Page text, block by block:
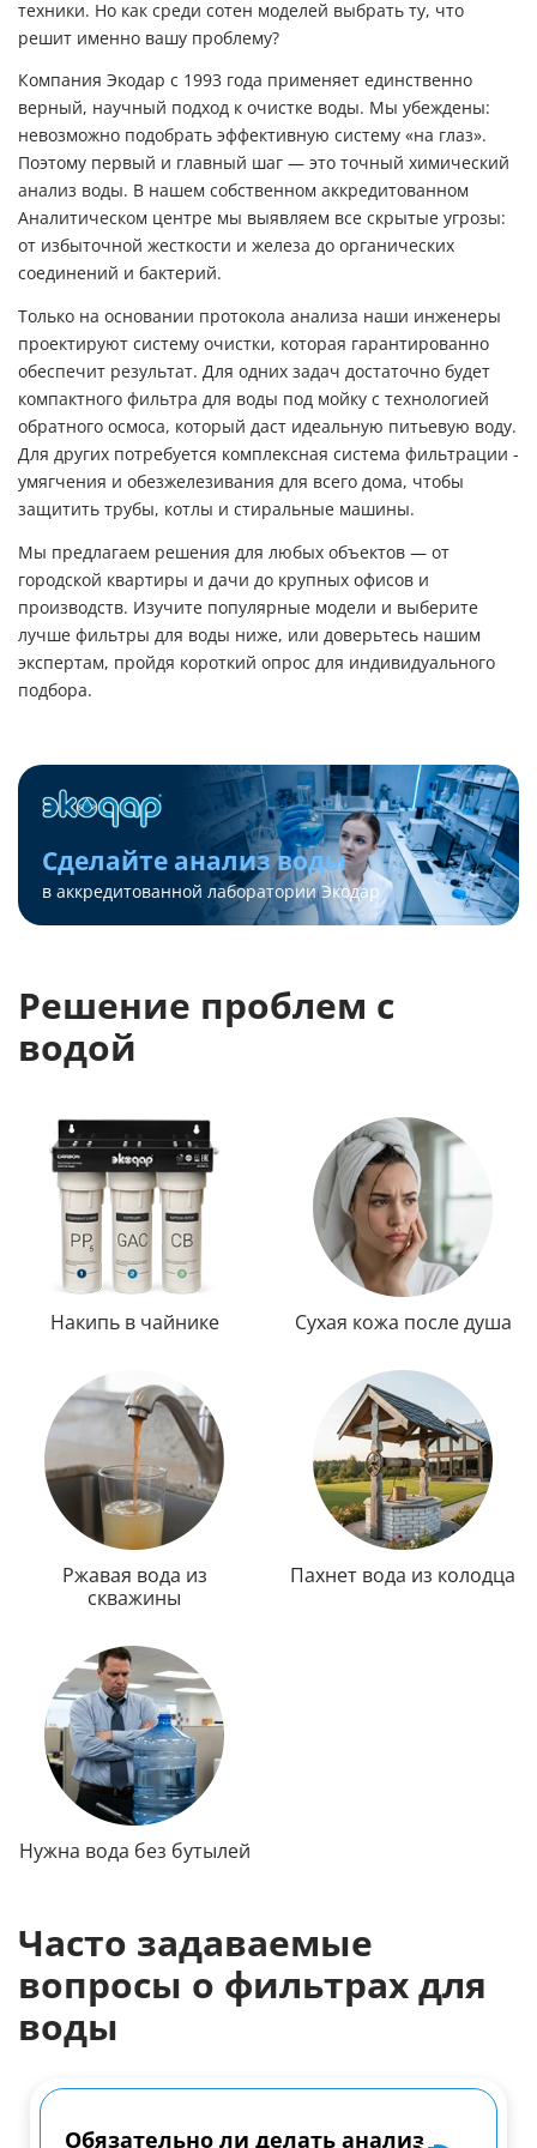
техники. Но как среди сотен моделей выбрать ту, что
решит именно вашу проблему?
Компания Экодар с 1993 года применяет единственно
верный, научный подход к очистке воды. Мы убеждены:
невозможно подобрать эффективную систему «на глаз».
Поэтому первый и главный шаг — это точный химический
анализ воды. В нашем собственном аккредитованном
Аналитическом центре мы выявляем все скрытые угрозы:
от избыточной жесткости и железа до органических
соединений и бактерий.
Только на основании протокола анализа наши инженеры
проектируют систему очистки, которая гарантированно
обеспечит результат. Для одних задач достаточно будет
компактного фильтра для воды под мойку с технологией
обратного осмоса, который даст идеальную питьевую воду.
Для других потребуется комплексная система фильтрации -
умягчения и обезжелезивания для всего дома, чтобы
защитить трубы, котлы и стиральные машины.
Мы предлагаем решения для любых объектов — от
городской квартиры и дачи до крупных офисов и
производств. Изучите популярные модели и выберите
лучше фильтры для воды ниже, или доверьтесь нашим
экспертам, пройдя короткий опрос для индивидуального
подбора.
Сделайте анализ воды
в аккредитованной лаборатории Экодар
Решение проблем с
водой
Накипь в чайнике Сухая кожа после душа
Ржавая вода из
скважины
Пахнет вода из колодца
Нужна вода без бутылей
Часто задаваемые
вопросы о фильтрах для
воды
Обязательно ли делать анализ